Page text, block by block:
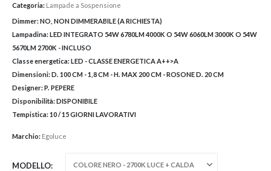
Categoria: Lampade a Sospensione
Dimmer:NO, NON DIMMERABILE (A RICHIESTA)
Lampadina:LED INTEGRATO 54W 6780LM 4000K O 54W 6060LM 3000K O 54W
5670LM 2700K - INCLUSO
Classe energetica:LED - CLASSE ENERGETICA A++>A
Dimensioni:D. 100 CM - 1,8 CM - H. MAX 200 CM - ROSONE D. 20 CM
Designer:P. PEPERE
Disponibilità:DISPONIBILE
Tempistica:10 / 15 GIORNI LAVORATIVI
Marchio: Egoluce
MODELLO